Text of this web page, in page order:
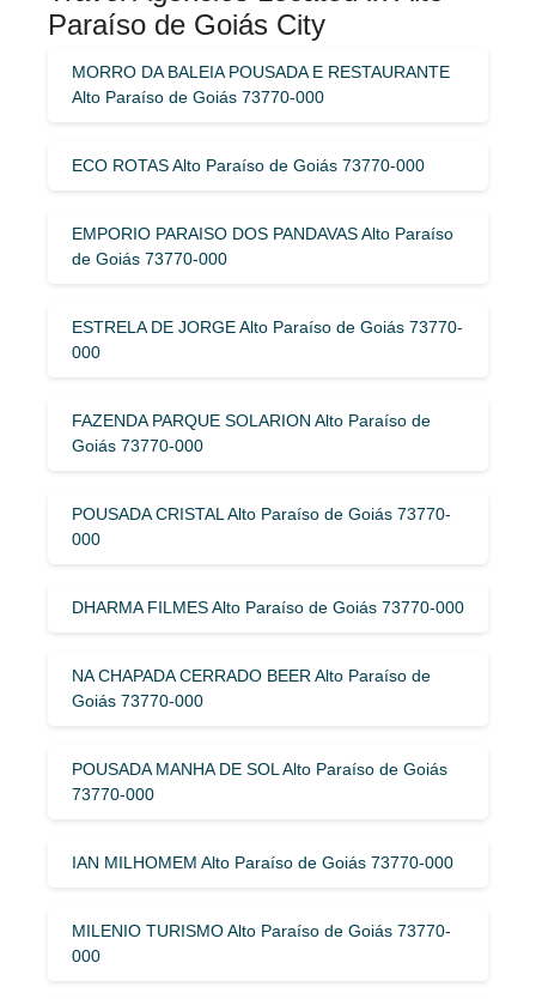
Paraíso de Goiás City
MORRO DA BALEIA POUSADA E RESTAURANTE
Alto Paraíso de Goiás 73770-000
ECO ROTAS Alto Paraíso de Goiás 73770-000
EMPORIO PARAISO DOS PANDAVAS Alto Paraíso
de Goiás 73770-000
ESTRELA DE JORGE Alto Paraíso de Goiás 73770-
000
FAZENDA PARQUE SOLARION Alto Paraíso de
Goiás 73770-000
POUSADA CRISTAL Alto Paraíso de Goiás 73770-
000
DHARMA FILMES Alto Paraíso de Goiás 73770-000
NA CHAPADA CERRADO BEER Alto Paraíso de
Goiás 73770-000
POUSADA MANHA DE SOL Alto Paraíso de Goiás
73770-000
IAN MILHOMEM Alto Paraíso de Goiás 73770-000
MILENIO TURISMO Alto Paraíso de Goiás 73770-
000